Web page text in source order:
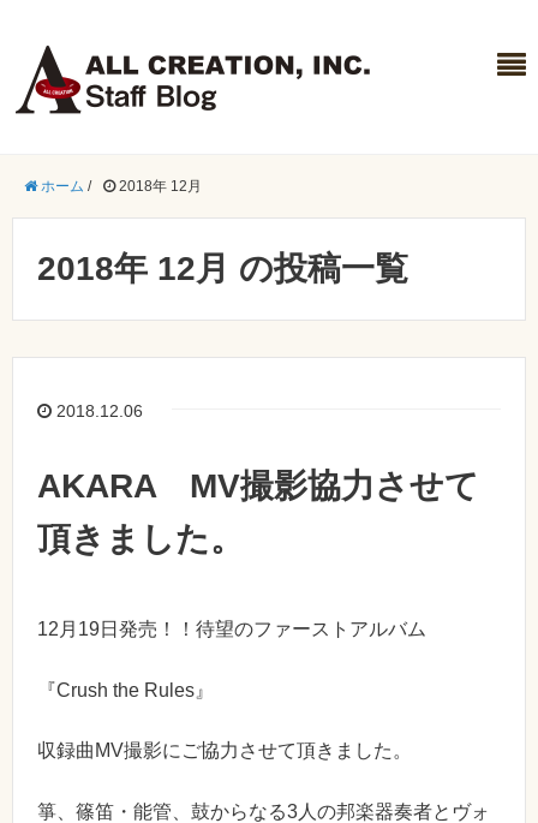
ホーム / 2018年 12月
2018年 12月 の投稿一覧
2018.12.06
AKARA MV撮影協力させて
頂きました。
12月19日発売！！待望のファーストアルバム
『Crush the Rules』
収録曲MV撮影にご協力させて頂きました。
箏、篠笛・能管、鼓からなる3人の邦楽器奏者とヴォ